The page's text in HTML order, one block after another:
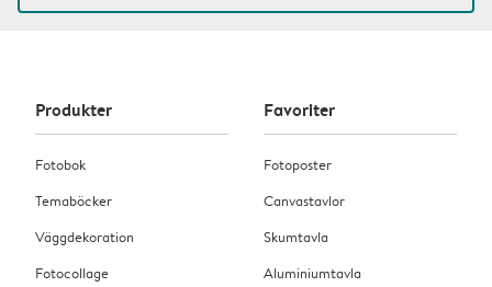
Produkter
Fotobok
Temaböcker
Väggdekoration
Fotocollage
Favoriter
Fotoposter
Canvastavlor
Skumtavla
Aluminiumtavla